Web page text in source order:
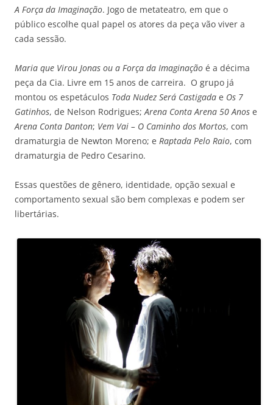
A Força da Imaginação. Jogo de metateatro, em que o
público escolhe qual papel os atores da peça vão viver a
cada sessão.
Maria que Virou Jonas ou a Força da Imaginação é a décima
peça da Cia. Livre em 15 anos de carreira. O grupo já
montou os espetáculos Toda Nudez Será Castigada e Os 7
Gatinhos, de Nelson Rodrigues; Arena Conta Arena 50 Anos e
Arena Conta Danton; Vem Vai – O Caminho dos Mortos, com
dramaturgia de Newton Moreno; e Raptada Pelo Raio, com
dramaturgia de Pedro Cesarino.
Essas questões de gênero, identidade, opção sexual e
comportamento sexual são bem complexas e podem ser
libertárias.